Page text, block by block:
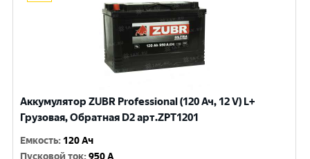
Аккумулятор ZUBR Professional (120 Ач, 12 V) L+
Грузовая, Обратная D2 арт.ZPT1201
Емкость: 120 Ач
Пусковой ток:950 A